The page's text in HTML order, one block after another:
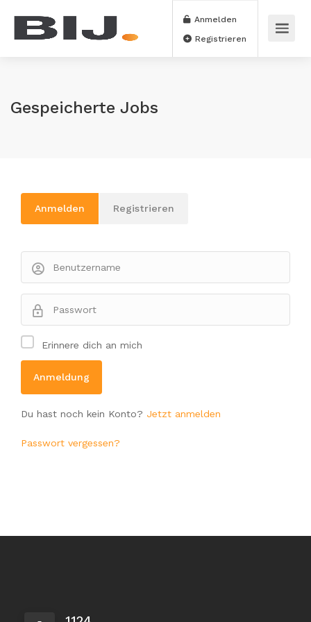
Anmelden
Registrieren
Gespeicherte Jobs
Anmelden Registrieren
Erinnere dich an mich
Du hast noch kein Konto? Jetzt anmelden
Passwort vergessen?